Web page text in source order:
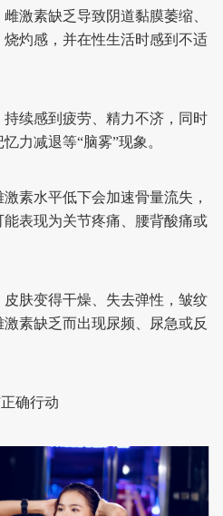
素缺乏导致阴道黏膜萎缩、
灼感，并在性生活时感到不适
续感到疲劳、精力不济，同时
力减退等“脑雾”现象。
水平低下会加速骨量流失，
表现为关节疼痛、腰背酸痛或
肤变得干燥、失去弹性，皱纹
素缺乏而出现尿频、尿急或反
确行动